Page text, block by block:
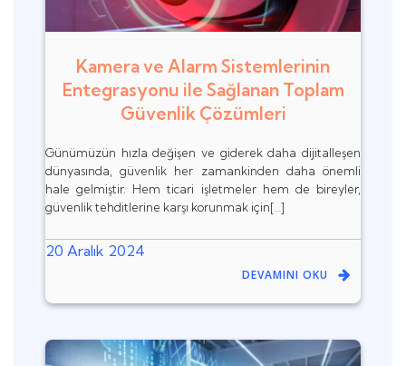
Kamera ve Alarm Sistemlerinin
Entegrasyonu ile Sağlanan Toplam
Güvenlik Çözümleri
Günümüzün hızla değişen ve giderek daha dijitalleşen
dünyasında, güvenlik her zamankinden daha önemli
hale gelmiştir. Hem ticari işletmeler hem de bireyler,
güvenlik tehditlerine karşı korunmak için[…]
20 Aralık 2024
DEVAMINI OKU